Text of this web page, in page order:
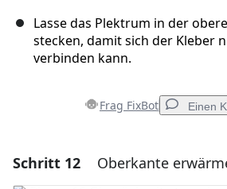
Lasse das Plektrum in der
stecken, damit sich der Kleber
verbinden kann.
Frag FixBot Einen
Einen Kommentar
Schritt 12 Oberkante